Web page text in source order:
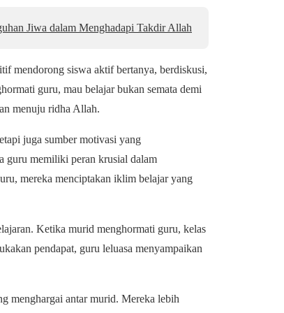
Jiwa dalam Menghadapi Takdir Allah
mendorong siswa aktif bertanya, berdiskusi,
guru, mau belajar bukan semata demi
menuju ridha Allah.
juga sumber motivasi yang
guru memiliki peran krusial dalam
mereka menciptakan iklim belajar yang
Ketika murid menghormati guru, kelas
pendapat, guru leluasa menyampaikan
menghargai antar murid. Mereka lebih